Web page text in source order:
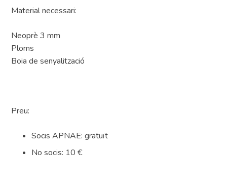
Material necessari:
Neoprè 3 mm
Ploms
Boia de senyalització
Preu:
Socis APNAE: gratuït
No socis: 10 €